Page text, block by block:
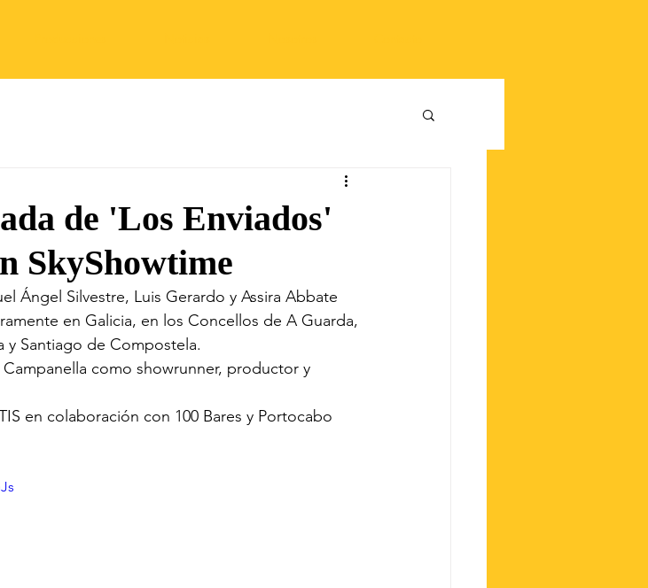
de 'Los Enviados'
SkyShowtime
Ángel Silvestre, Luis Gerardo y Assira Abbate
en Galicia, en los Concellos de A Guarda,
y Santiago de Compostela.
como showrunner, productor y
en colaboración con 100 Bares y Portocabo